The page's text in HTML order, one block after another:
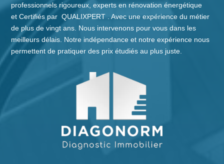
professionnels rigoureux, experts en rénovation énergétique
etCertifiés parQUALIXPERT . Avec une expérience du métier
de plus de vingt ans. Nous intervenons pour vous dans les
meilleurs délais. Notre indépendance et notre expérience nous
permettent de pratiquer des prix étudiés au plus juste.